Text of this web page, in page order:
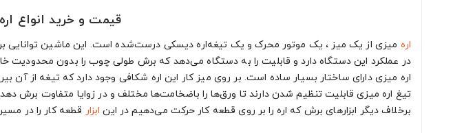
قیمت و خرید انواع
اره میزی از یک میز ، یک موتور محرک و یک تیغه‌اره دیسکی درست‌شده است. این ماشین
در عملکرد این دستگاه دارد و قابلیت را به دستگاه می‌دهد که برش طولی چوب را بدون محدودیت
اره میزی دارای ساختار بسیار ساده است. بر روی میز کار این اره شکافی وجود دارد که تیغه
تیغ اره میزی قابلیت تنظیم شدن دارند تا ورق‌ها را باضخامت‌ها مختلف و در زوایا متفاوت برش
برخلاف دیگر ابزارهای برش که اره را بر روی قطعه کار حرکت می‌دهیم در این ابزار قطعه کار را در